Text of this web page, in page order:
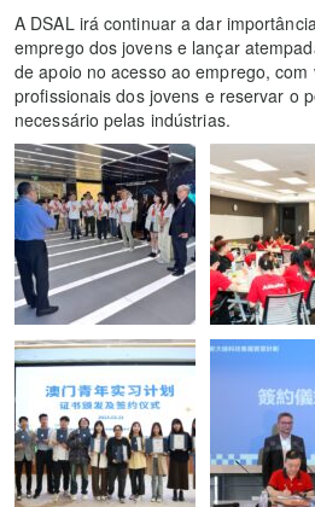
A DSAL irá continuar a dar
emprego dos jovens e lançar
de apoio no acesso ao emprego,
profissionais dos jovens e reservar o
necessário pelas indústrias.